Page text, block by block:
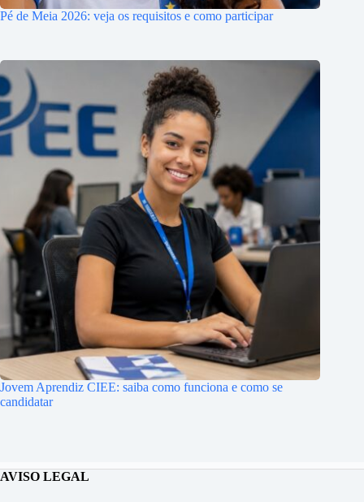
Pé de Meia 2026: veja os requisitos e como participar
Jovem Aprendiz CIEE: saiba como funciona e como se
candidatar
AVISO LEGAL